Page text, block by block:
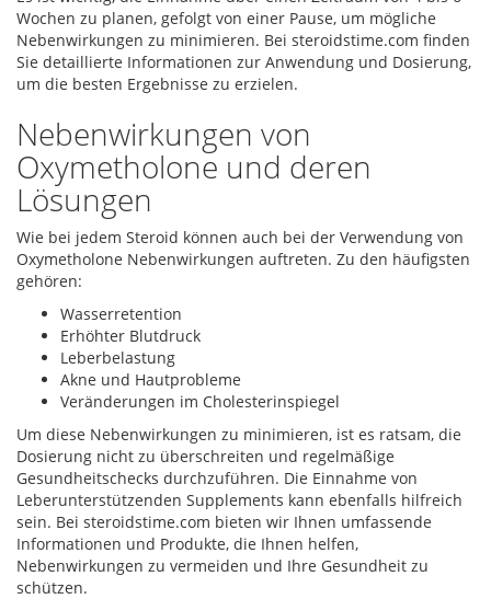
Wochen zu planen, gefolgt von einer Pause, um mögliche
Nebenwirkungen zu minimieren. Bei steroidstime.com finden
Sie detaillierte Informationen zur Anwendung und Dosierung,
um die besten Ergebnisse zu erzielen.
Nebenwirkungen von
Oxymetholone und deren
Lösungen
Wie bei jedem Steroid können auch bei der Verwendung von
Oxymetholone Nebenwirkungen auftreten. Zu den häufigsten
gehören:
Wasserretention
Erhöhter Blutdruck
Leberbelastung
Akne und Hautprobleme
Veränderungen im Cholesterinspiegel
Um diese Nebenwirkungen zu minimieren, ist es ratsam, die
Dosierung nicht zu überschreiten und regelmäßige
Gesundheitschecks durchzuführen. Die Einnahme von
Leberunterstützenden Supplements kann ebenfalls hilfreich
sein. Bei steroidstime.com bieten wir Ihnen umfassende
Informationen und Produkte, die Ihnen helfen,
Nebenwirkungen zu vermeiden und Ihre Gesundheit zu
schützen.